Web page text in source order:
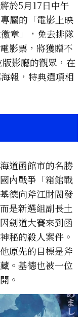
於5月17日中午
屬的「電影上映
章」，免去排隊
影票，將獲贈不
影廳的觀眾，在
報，特典選項相
道函館市的名勝
內戰爭「箱館戰
德向斧江財閥發
是新選組副長土
劍道大賽來到函
秘的殺人案件。
原先的目標是斧
。基德也被一位
。